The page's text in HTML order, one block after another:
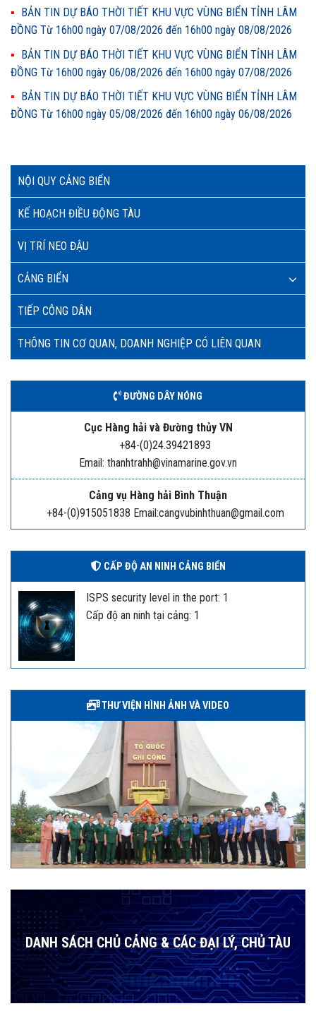
NỘI QUY CẢNG BIỂN
KẾ HOẠCH ĐIỀU ĐỘNG TÀU
VỊ TRÍ NEO ĐẬU
CẢNG BIỂN
TIẾP CÔNG DÂN
THÔNG TIN CƠ QUAN, DOANH NGHIỆP CÓ LIÊN QUAN
ĐƯỜNG DÂY NÓNG
Cục Hàng hải và Đường thủy VN
+84-(0)24.39421893
Email: thanhtrahh@vinamarine.gov.vn
Cảng vụ Hàng hải Bình Thuận
+84-(0)915051838 Email:cangvubinhthuan@gmail.com
CẤP ĐỘ AN NINH CẢNG BIỂN
ISPS security level in the port: 1
Cấp độ an ninh tại cảng: 1
THƯ VIỆN HÌNH ẢNH VÀ VIDEO
DANH SÁCH CHỦ CẢNG & CÁC ĐẠI LÝ, CHỦ TÀU
BẢN TIN DỰ BÁO THỜI TIẾT KHU VỰC VÙNG BIỂN TỈNH LÂM
ĐỒNG Từ 16h00 ngày 07/08/2026 đến 16h00 ngày 08/08/2026
BẢN TIN DỰ BÁO THỜI TIẾT KHU VỰC VÙNG BIỂN TỈNH LÂM
ĐỒNG Từ 16h00 ngày 06/08/2026 đến 16h00 ngày 07/08/2026
BẢN TIN DỰ BÁO THỜI TIẾT KHU VỰC VÙNG BIỂN TỈNH LÂM
ĐỒNG Từ 16h00 ngày 05/08/2026 đến 16h00 ngày 06/08/2026